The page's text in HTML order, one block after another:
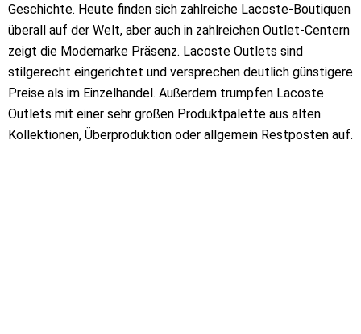
Geschichte. Heute finden sich zahlreiche Lacoste-Boutiquen
überall auf der Welt, aber auch in zahlreichen Outlet-Centern
zeigt die Modemarke Präsenz. Lacoste Outlets sind
stilgerecht eingerichtet und versprechen deutlich günstigere
Preise als im Einzelhandel. Außerdem trumpfen Lacoste
Outlets mit einer sehr großen Produktpalette aus alten
Kollektionen, Überproduktion oder allgemein Restposten auf.